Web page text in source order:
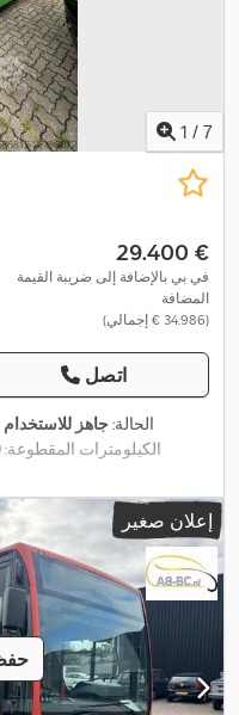
1 / 7
‏29.400 €
في بي بالإضافة إلى ضريبة القيمة
المضافة
(‏34.986 € إجمالي)
اتصل
الحالة:جاهز
الكيلومترات المقطوعة:
أماكن الوقوف:53, نوع
الانبعاثات:يورو 6 , لون: أخضر ,
1.200 مم
, معدات:إطارات
إعلان صغير